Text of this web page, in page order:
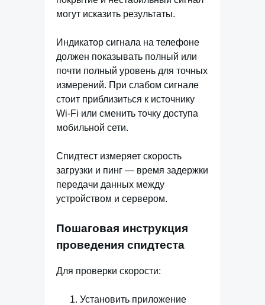
могут исказить результаты.
Индикатор сигнала на телефоне
должен показывать полный или
почти полный уровень для точных
измерений. При слабом сигнале
стоит приблизиться к источнику
Wi-Fi или сменить точку доступа
мобильной сети.
Спидтест измеряет скорость
загрузки и пинг — время задержки
передачи данных между
устройством и сервером.
Пошаговая инструкция
проведения спидтеста
Для проверки скорости:
Установить приложение